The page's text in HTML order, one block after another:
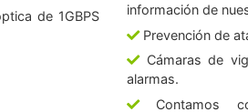
de 1GBPS
información de
Prevención de
Cámaras de
alarmas.
Contamos